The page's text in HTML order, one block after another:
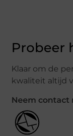
Probeer
Klaar om de
kwaliteit altijd
Neem contact